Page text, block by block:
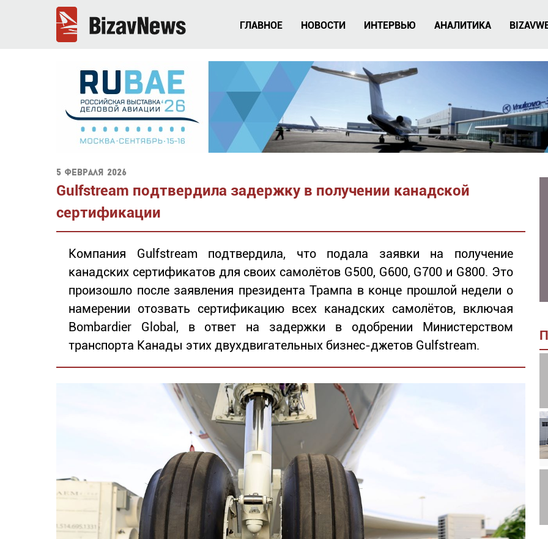
ГЛАВНОЕ НОВОСТИ ИНТЕРВЬЮ АНАЛИТИКА
5 февраля 2026
Gulfstream подтвердила задержку в получении канадской
сертификации
Компания Gulfstream подтвердила, что подала заявки на получение
канадских сертификатов для своих самолётов G500, G600, G700 и G800. Это
произошло после заявления президента Трампа в конце прошлой недели о
намерении отозвать сертификацию всех канадских самолётов, включая
Bombardier Global, в ответ на задержки в одобрении Министерством
транспорта Канады этих двухдвигательных бизнес-джетов Gulfstream.